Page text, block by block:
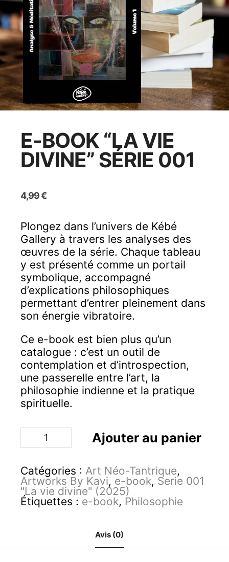
E-BOOK “LA VIE
DIVINE” SÉRIE 001
4,99€
Plongez dans l’univers de Kébé
Gallery à travers les analyses des
œuvres de la série. Chaque tableau
y est présenté comme un portail
symbolique, accompagné
d’explications philosophiques
permettant d’entrer pleinement dans
son énergie vibratoire.
Ce e-book est bien plus qu’un
catalogue : c’est un outil de
contemplation et d’introspection,
une passerelle entre l’art, la
philosophie indienne et la pratique
spirituelle.
quantité
de
book
"La
vie
divine"
Ajouter au panier
Catégories : Art Néo-Tantrique,
Artworks By Kavi, e-book, Serie 001
"La vie divine" (2025)
Étiquettes : e-book, Philosophie
Avis (0)